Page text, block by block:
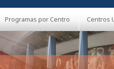
Programas por Centro Centros